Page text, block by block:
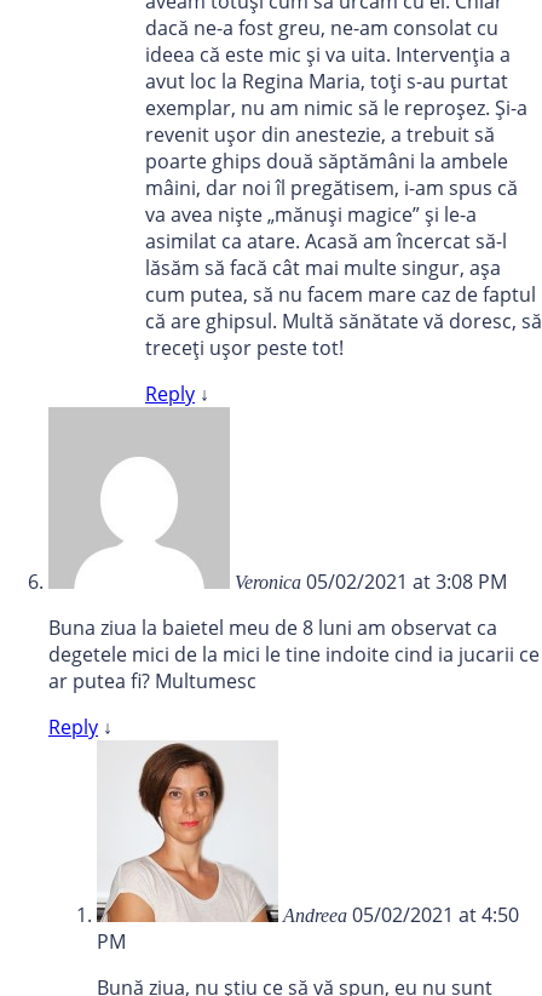
dacă ne-a fost greu, ne-am consolat cu
ideea că este mic și va uita. Intervenția a
avut loc la Regina Maria, toți s-au purtat
exemplar, nu am nimic să le reproșez. Și-a
revenit ușor din anestezie, a trebuit să
poarte ghips două săptămâni la ambele
mâini, dar noi îl pregătisem, i-am spus că
va avea niște „mănuși magice” și le-a
asimilat ca atare. Acasă am încercat să-l
lăsăm să facă cât mai multe singur, așa
cum putea, să nu facem mare caz de faptul
că are ghipsul. Multă sănătate vă doresc, să
treceți ușor peste tot!
Reply ↓
Veronica 05/02/2021 at 3:08 PM
Buna ziua la baietel meu de 8 luni am observat ca
degetele mici de la mici le tine indoite cind ia jucarii ce
ar putea fi? Multumesc
Reply ↓
Andreea 05/02/2021 at 4:50
PM
Bună ziua, nu știu ce să vă spun, eu nu sunt